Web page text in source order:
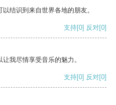
结识到来自世界各地的朋友。
支持[0] 反对[0]
我尽情享受音乐的魅力。
支持[0] 反对[0]